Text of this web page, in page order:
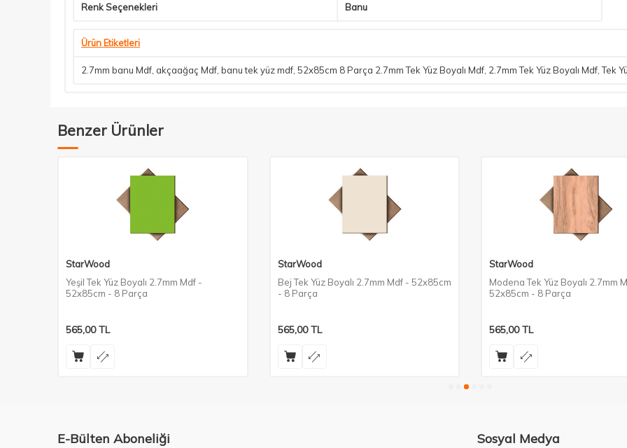
Renk Seçenekleri Banu
Ürün Etiketleri
2.7mm banu Mdf akçaağaç Mdf banu tek yüz mdf 52x85cm 8 Parça 2.7mm Tek Yüz Boyalı Mdf 2.7mm Tek Yüz Boyalı Mdf ,Tek
Benzer Ürünler
StarWood
Yeşil Tek Yüz Boyalı 2.7mm Mdf -
52x85cm - 8 Parça
565,00TL
StarWood
Bej Tek Yüz Boyalı 2.7mm Mdf - 52x85cm
- 8 Parça
565,00TL
StarWood
Modena Tek Yüz Boyalı 2.7mm
52x85cm - 8 Parça
565,00TL
E-Bülten Aboneliği Sosyal Medya